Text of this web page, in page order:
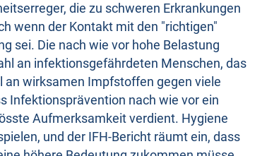
die zu schweren Erkrankungen
wenn der Kontakt mit den "richtigen"
sei. Die nach wie vor hohe Belastung
an infektionsgefährdeten Menschen, das
wirksamen Impfstoffen gegen viele
Infektionsprävention nach wie vor ein
Aufmerksamkeit verdient. Hygiene
und der IFH-Bericht räumt ein, dass